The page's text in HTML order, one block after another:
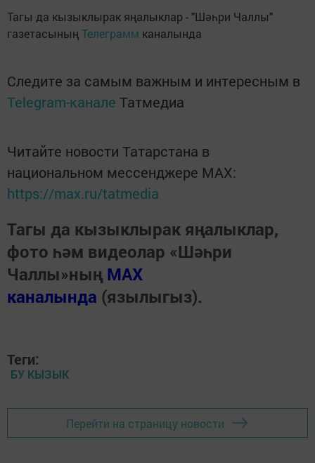
Тагы да кызыклырак яңалыклар - "Шәһри Чаллы"
газетасыныңТелеграмм каналында
Следите за самым важным и интересным в
Telegram-канале Татмедиа
Читайте новости Татарстана в
национальном мессенджере MАХ:
https://max.ru/tatmedia
Тагы да кызыклырак яңалыклар,
фото һәм видеолар «Шәһри
Чаллы»ның MAX
каналында (язылыгыз).
Теги:
БУ КЫЗЫК
Перейти на страницу новости